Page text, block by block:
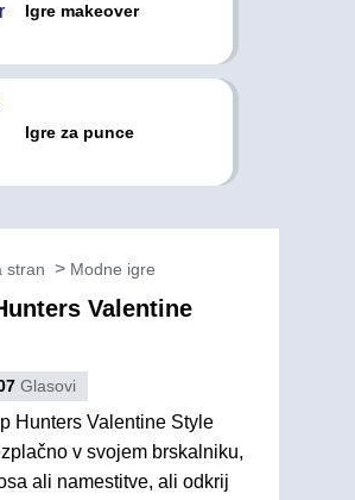
Igre makeover
Igre za punce
stran Modne igre
Valentine
Glasovi
Hunters Valentine Style
v svojem brskalniku,
ali namestitve, ali odkrij